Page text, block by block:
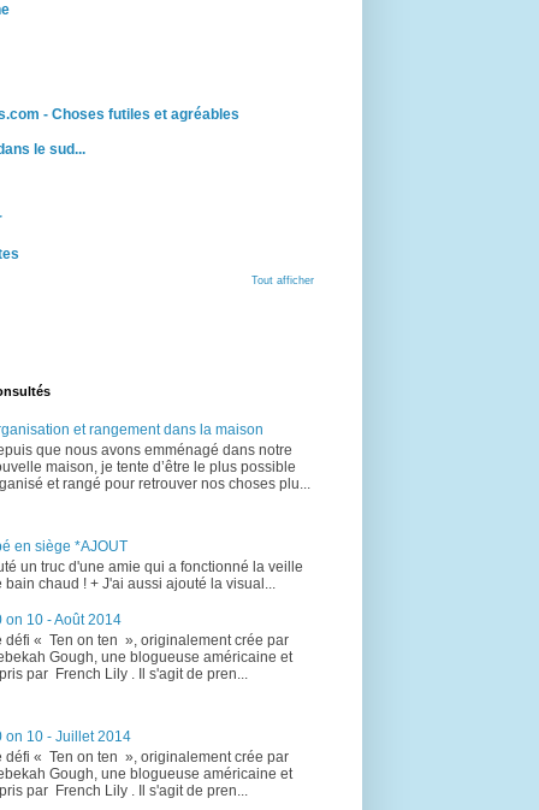
- Choses futiles et agréables
le sud...
Tout afficher
et rangement dans la maison
que nous avons emménagé dans notre
maison, je tente d’être le plus possible
et rangé pour retrouver nos choses plu...
en siège *AJOUT
un truc d'une amie qui a fonctionné la veille
chaud ! + J'ai aussi ajouté la visual...
on 10 - Août 2014
défi « Ten on ten », originalement crée par
Gough, une blogueuse américaine et
par French Lily . Il s'agit de pren...
on 10 - Juillet 2014
défi « Ten on ten », originalement crée par
Gough, une blogueuse américaine et
par French Lily . Il s'agit de pren...